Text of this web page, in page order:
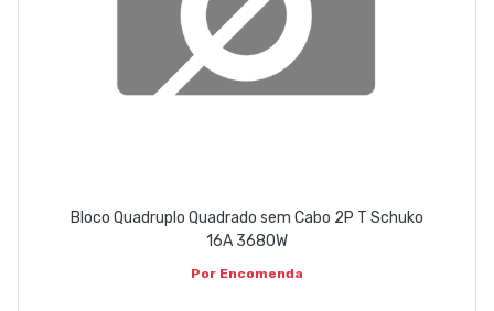
Bloco Quadruplo Quadrado sem Cabo 2P T Schuko
16A 3680W
Por Encomenda